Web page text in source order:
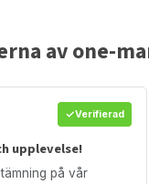
av one-
Verifierad
upplevelse!
på vår